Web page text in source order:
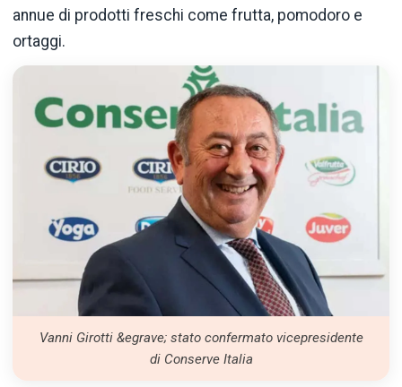
annue di prodotti freschi come frutta, pomodoro e
ortaggi.
Vanni Girotti &egrave; stato confermato vicepresidente
di Conserve Italia